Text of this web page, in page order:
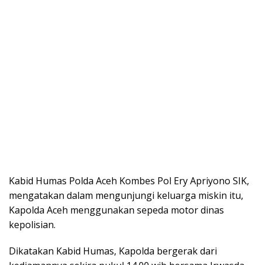
Kabid Humas Polda Aceh Kombes Pol Ery Apriyono SIK,
mengatakan dalam mengunjungi keluarga miskin itu,
Kapolda Aceh menggunakan sepeda motor dinas
kepolisian.
Dikatakan Kabid Humas, Kapolda bergerak dari